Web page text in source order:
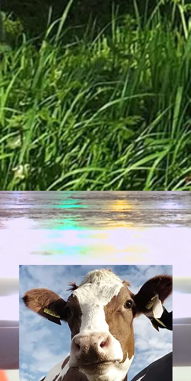
la conservación y uso sostenible de
los recursos naturales en áreas
agrícolas.
- Juicios de responsabilidad civil
agraria: Reclamos por daños
causados en tierras agrícolas, como
contaminación o destrucción de
cultivos.
- Juicios de cumplimiento de
contratos agrarios: Casos en los que
se exige el cumplimiento de
acuerdos relacionados con la
explotación agrícola.
- Juicios de derechos colectivos
agrarios: Procesos que involucran
comunidades o grupos que buscan
proteger intereses comunes en
tierras agrícolas.
- Juicios de saneamiento de tierras:
Procesos para regularizar la
situación legal de tierras ocupadas
de manera irregular.
- Juicios de regularización de tierras
regularización de la ocupación. Este
tipo de juicio es común en casos
donde la posesión no está
respaldada por títulos formales.